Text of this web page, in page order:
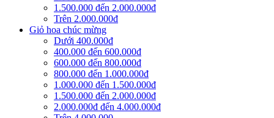
1.500.000 đến 2.000.000đ
Trên 2.000.000đ
Giỏ hoa chúc mừng
Dưới 400.000đ
400.000 đến 600.000đ
600.000 đến 800.000đ
800.000 đến 1.000.000đ
1.000.000 đến 1.500.000đ
1.500.000 đến 2.000.000đ
2.000.000đ đến 4.000.000đ